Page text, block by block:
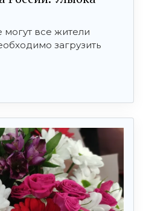
могут все жители
загрузить